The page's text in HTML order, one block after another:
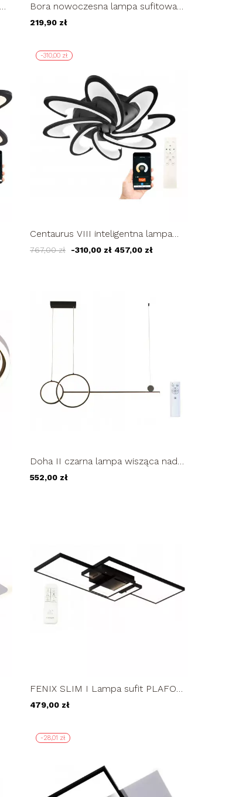
Bora nowoczesna lampa sufitowa
żyrandol LED PLAFON ring
219,90 zł
-310,00 zł
Centaurus VIII inteligentna lampa
sufitowa Wobako LED 84W Tuya
767,00 zł -310,00 zł 457,00 zł
Doha II czarna lampa wisząca nad
stół żyrandol LED 114cm 54W
552,00 zł
FENIX SLIM I Lampa sufit PLAFON
prostokąt żyrandol 83 cm LED z...
479,00 zł
-28,01 zł